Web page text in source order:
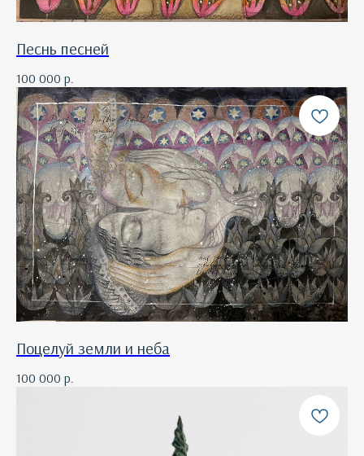
Песнь песней
100 000 р.
Поцелуй земли и неба
100 000 р.